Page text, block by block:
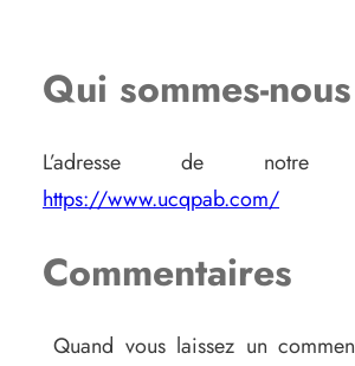
Qui sommes-
L’adresse de
https://www.ucqpab.com/
Commentaires
Quand vous laissez un